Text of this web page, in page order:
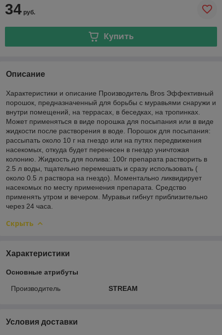
34 руб.
Купить
Описание
Характеристики и описание Производитель Bros Эффективный
порошок, предназначенный для борьбы с муравьями снаружи и
внутри помещений, на террасах, в беседках, на тропинках.
Может применяться в виде порошка для посыпания или в виде
жидкости после растворения в воде. Порошок для посыпания:
рассыпать около 10 г на гнездо или на путях передвижения
насекомых, откуда будет перенесен в гнездо уничтожая
колонию. Жидкость для полива: 100г препарата растворить в
2.5 л воды, тщательно перемешать и сразу использовать (
около 0.5 л раствора на гнездо). Моментально ликвидирует
насекомых по месту применения препарата. Средство
применять утром и вечером. Муравьи гибнут приблизительно
через 24 часа.
Скрыть
Характеристики
Основные атрибуты
Производитель STREAM
Условия доставки